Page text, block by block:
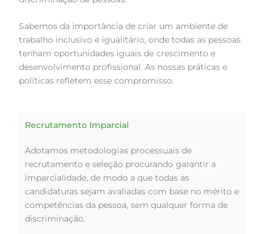
Sabemos da importância de criar um ambiente de
trabalho inclusivo e igualitário, onde todas as pessoas
tenham oportunidades iguais de crescimento e
desenvolvimento profissional. As nossas práticas e
políticas refletem esse compromisso.
Recrutamento Imparcial
Adotamos metodologias processuais de
recrutamento e seleção procurando garantir a
imparcialidade, de modo a que todas as
candidaturas sejam avaliadas com base no mérito e
competências da pessoa, sem qualquer forma de
discriminação.